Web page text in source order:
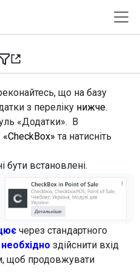
що на базу
з переліку нижче.
«Додатки». В
«CheckBox» та натисніть
бути встановлені.
через стандартного
здійснити вхід
щоб продовжувати